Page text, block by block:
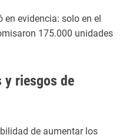
evidencia: solo en el
175.000 unidades
y riesgos de
de aumentar los